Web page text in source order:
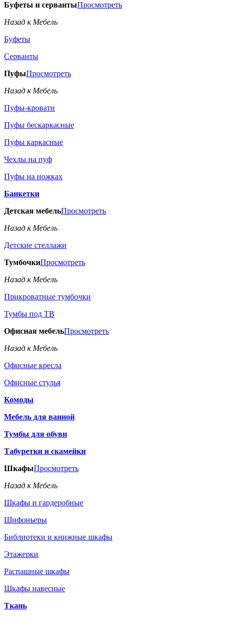
Буфеты и сервантыПросмотреть
Назад к Мебель
Буфеты
Серванты
ПуфыПросмотреть
Назад к Мебель
Пуфы-кровати
Пуфы бескаркасные
Пуфы каркасные
Чехлы на пуф
Пуфы на ножках
Банкетки
Детская мебельПросмотреть
Назад к Мебель
Детские стеллажи
ТумбочкиПросмотреть
Назад к Мебель
Прикроватные тумбочки
Тумбы под ТВ
Офисная мебельПросмотреть
Назад к Мебель
Офисные кресла
Офисные стулья
Комоды
Мебель для ванной
Тумбы для обуви
Табуретки и скамейки
ШкафыПросмотреть
Назад к Мебель
Шкафы и гардеробные
Шифоньеры
Библиотеки и книжные шкафы
Этажерки
Распашные шкафы
Шкафы навесные
Ткань